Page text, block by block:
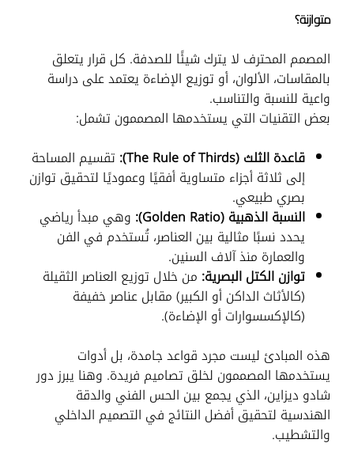
متوازنة؟
المصمم المحترف لا يترك شيئًا للصدفة. كل قرار يتعلق
بالمقاسات، الألوان، أو توزيع الإضاءة يعتمد على دراسة
واعية للنسبة والتناسب.
بعض التقنيات التي يستخدمها المصممون تشمل:
قاعدة الثلث (The Rule of Thirds):
تقسيم المساحة
إلى ثلاثة أجزاء متساوية أفقيًا وعموديًا لتحقيق توازن
بصري طبيعي.
النسبة الذهبية (Golden Ratio):
وهي مبدأ رياضي
يحدد نسبًا مثالية بين العناصر، تُستخدم في الفن
والعمارة منذ آلاف السنين.
توازن الكتل البصرية: من خلال توزيع العناصر الثقيلة
(كالأثاث الداكن أو الكبير) مقابل عناصر خفيفة
(كالإكسسوارات أو الإضاءة).
هذه المبادئ ليست مجرد قواعد جامدة، بل أدوات
يستخدمها المصممون لخلق تصاميم فريدة. وهنا يبرز دور
شادو ديزاين، الذي يجمع بين الحس الفني والدقة
الهندسية لتحقيق أفضل النتائج في التصميم الداخلي
والتشطيب.